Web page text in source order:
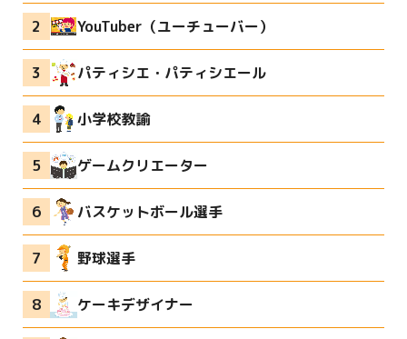
YouTuber（ユーチューバー）
パティシエ・パティシエール
小学校教諭
ゲームクリエーター
バスケットボール選手
野球選手
ケーキデザイナー